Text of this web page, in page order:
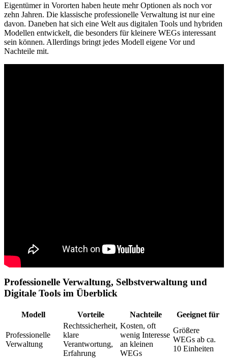
Eigentümer in Vororten haben heute mehr Optionen als noch vor
zehn Jahren. Die klassische professionelle Verwaltung ist nur eine
davon. Daneben hat sich eine Welt aus digitalen Tools und hybriden
Modellen entwickelt, die besonders für kleinere WEGs interessant
sein können. Allerdings bringt jedes Modell eigene Vor und
Nachteile mit.
Professionelle Verwaltung, Selbstverwaltung und
Digitale Tools im Überblick
Modell Vorteile Nachteile Geeignet für
Professionelle
Verwaltung
Rechtssicherheit,
klare
Verantwortung,
Erfahrung
Kosten, oft
wenig Interesse
an kleinen
WEGs
Größere
WEGs ab ca.
10 Einheiten